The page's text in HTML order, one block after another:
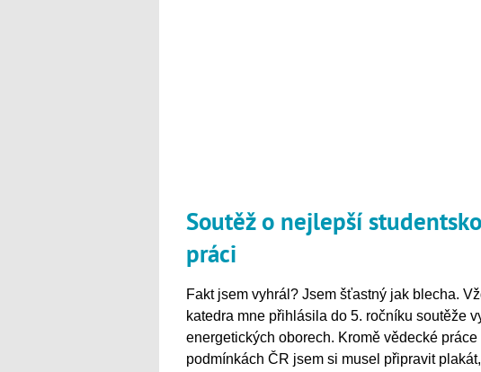
Soutěž o nejlepší
práci
Fakt jsem vyhrál? Jsem šťastný jak blecha.
katedra mne přihlásila do 5. ročníku soutěže
energetických oborech. Kromě vědecké
podmínkách ČR jsem si musel připravit